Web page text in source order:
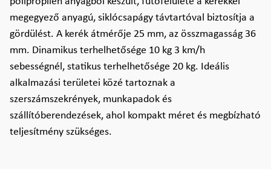
megegyező anyagú, siklócsapágy távtartóval biztosítja a
gördülést. A kerék átmérője 25 mm, az összmagasság 36
mm. Dinamikus terhelhetősége 10 kg 3 km/h
sebességnél, statikus terhelhetősége 20 kg. Ideális
alkalmazási területei közé tartoznak a
szerszámszekrények, munkapadok és
szállítóberendezések, ahol kompakt méret és megbízható
teljesítmény szükséges.